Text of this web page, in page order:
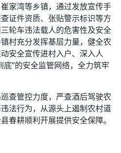
家湾等乡镇，通过发放宣传手
证件资质、张贴警示标识等方
轮车违法载人的危害性及安全
村充分发挥基层力量，健全农
安全宣传进村入户、深入人
”的安全监管网络，全力筑牢
查管控力度，严查酒后驾驶农
法行为，从源头上遏制农村道
春耕顺利开展提供安全保障。